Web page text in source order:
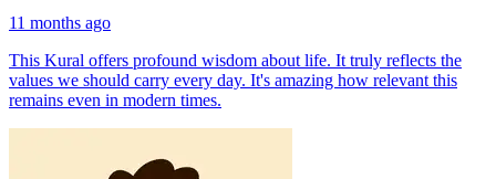
11 months ago
This Kural offers profound wisdom about life. It truly reflects the
values we should carry every day. It's amazing how relevant this
remains even in modern times.